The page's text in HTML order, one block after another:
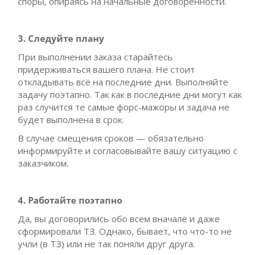
3. Следуйте плану
При выполнении заказа старайтесь
придерживаться вашего плана. Не стоит
откладывать всё на последние дни. Выполняйте
задачу поэтапно. Так как в последние дни могут как
раз случится те самые форс-мажоры и задача не
будет выполнена в срок.
В случае смещения сроков — обязательно
информируйте и согласовывайте вашу ситуацию с
заказчиком.
4. Работайте поэтапно
Да, вы договорились обо всем вначале и даже
сформировали ТЗ. Однако, бывает, что что-то не
учли (в ТЗ) или не так поняли друг друга.